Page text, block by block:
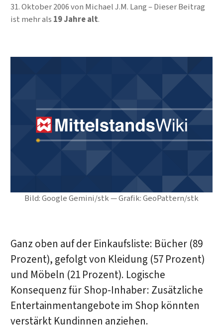
Bild: Google Gemini/stk — Grafik: GeoPattern/stk
31. Oktober 2006von Michael J.M. Lang
Dieser Beitrag
ist mehr als 19 Jahre alt.
Ganz oben auf der Einkaufsliste: Bücher (89
Prozent), gefolgt von Kleidung (57 Prozent)
und Möbeln (21 Prozent). Logische
Konsequenz für Shop-Inhaber: Zusätzliche
Entertainmentangebote im Shop könnten
verstärkt Kundinnen anziehen.